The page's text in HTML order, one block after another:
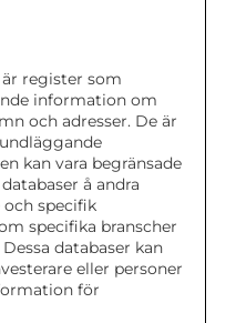
register som
information om
och adresser. De är
kan vara begränsade
å andra
specifik
specifika branscher
databaser kan
eller personer
för